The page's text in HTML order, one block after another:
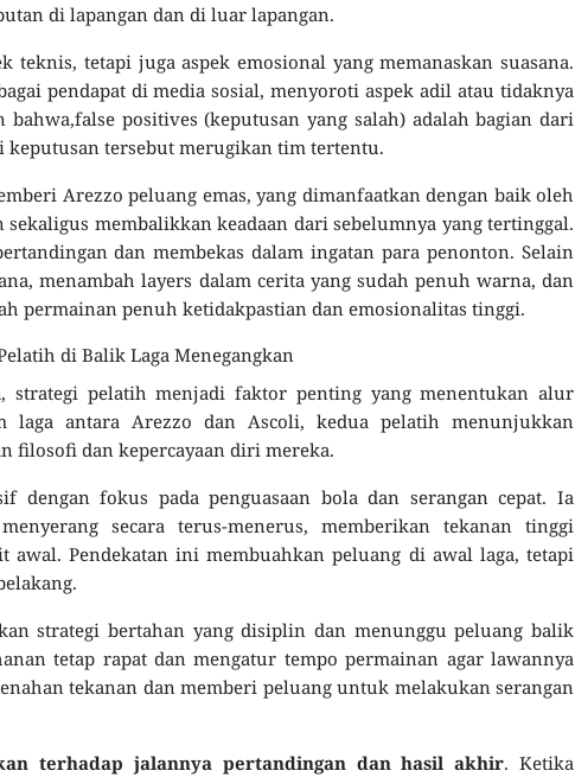
di lapangan dan di luar lapangan.
tetapi juga aspek emosional yang memanaskan suasana.
pendapat di media sosial, menyoroti aspek adil atau tidaknya
positives (keputusan yang salah) adalah bagian dari
tersebut merugikan tim tertentu.
Arezzo peluang emas, yang dimanfaatkan dengan baik oleh
membalikkan keadaan dari sebelumnya yang tertinggal.
dan membekas dalam ingatan para penonton. Selain
menambah layers dalam cerita yang sudah penuh warna, dan
permainan penuh ketidakpastian dan emosionalitas tinggi.
di Balik Laga Menegangkan
strategi pelatih menjadi faktor penting yang menentukan alur
laga antara Arezzo dan Ascoli, kedua pelatih menunjukkan
filosofi dan kepercayaan diri mereka.
dengan fokus pada penguasaan bola dan serangan cepat. Ia
secara terus-menerus, memberikan tekanan tinggi
awal. Pendekatan ini membuahkan peluang di awal laga, tetapi
strategi bertahan yang disiplin dan menunggu peluang balik
tetap rapat dan mengatur tempo permainan agar lawannya
tekanan dan memberi peluang untuk melakukan serangan
terhadap jalannya pertandingan dan hasil akhir. Ketika